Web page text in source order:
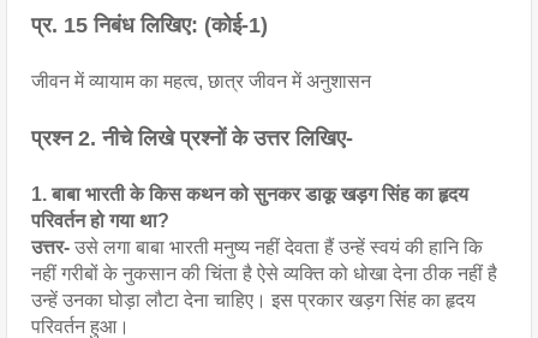
प्र. 15 निबंध लिखिए: (कोई-1)
जीवन में व्यायाम का महत्व, छात्र जीवन में अनुशासन
प्रश्न 2. नीचे लिखे प्रश्नों के उत्तर लिखिए-
1. बाबा भारती के किस कथन को सुनकर डाकू खड़ग सिंह का हृदय
परिवर्तन हो गया था?
उत्तर- उसे लगा बाबा भारती मनुष्य नहीं देवता हैं उन्हें स्वयं की हानि कि
नहीं गरीबों के नुकसान की चिंता है ऐसे व्यक्ति को धोखा देना ठीक नहीं है
उन्हें उनका घोड़ा लौटा देना चाहिए। इस प्रकार खड़ग सिंह का हृदय
परिवर्तन हुआ।